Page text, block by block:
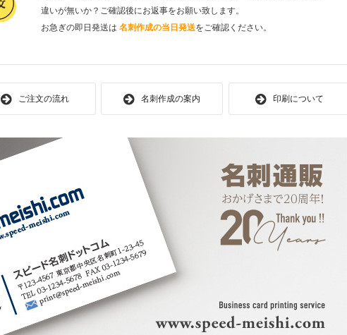
違いが無いか？ご確認後にお返事をお願い致します。
お急ぎの即日発送は 名刺作成の当日発送をご確認ください。
ご注文の流れ 名刺作成の案内 印刷について